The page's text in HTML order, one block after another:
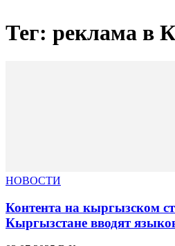
Тег: реклама в
НОВОСТИ
Контента на кыргызском
Кыргызстане вводят